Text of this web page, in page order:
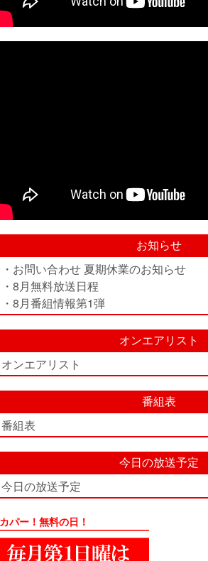
お知らせ
・お問い合わせ 夏期休業のお知らせ
・8月無料放送日程
・8月番組情報第1弾
オンエアリスト
オンエアリスト
番組表
番組表
今日の放送予定
今日の放送予定
パー！無料の日！